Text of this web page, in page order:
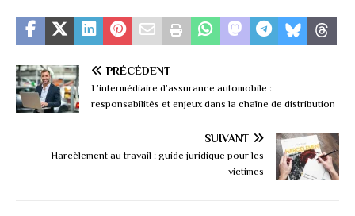
PRÉCÉDENT
L’intermédiaire d’assurance automobile :
responsabilités et enjeux dans la chaîne de distribution
SUIVANT
Harcèlement au travail : guide juridique pour les
victimes